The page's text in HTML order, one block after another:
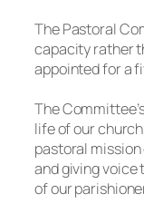
The Pastoral
capacity rather
appointed for a
The
life of our
pastoral
and giving voice
of our